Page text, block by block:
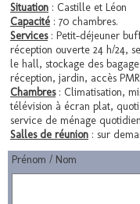
Situation : Castille et Léon
Capacité : 70 chambres.
Services: Petit-déjeuner
réception ouverte 24 h/24,
le hall, stockage des
réception, jardin, accès PMR.
Chambres: Climatisation,
télévision à écran plat,
service de ménage
Salles de réunion : sur
Prénom / Nom